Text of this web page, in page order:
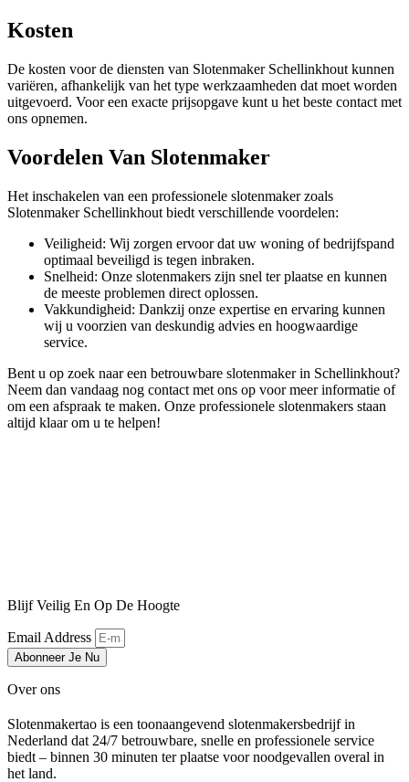
Kosten
De kosten voor de diensten van Slotenmaker Schellinkhout kunnen
variëren, afhankelijk van het type werkzaamheden dat moet worden
uitgevoerd. Voor een exacte prijsopgave kunt u het beste contact met
ons opnemen.
Voordelen Van Slotenmaker
Het inschakelen van een professionele slotenmaker zoals
Slotenmaker Schellinkhout biedt verschillende voordelen:
Veiligheid: Wij zorgen ervoor dat uw woning of bedrijfspand
optimaal beveiligd is tegen inbraken.
Snelheid: Onze slotenmakers zijn snel ter plaatse en kunnen
de meeste problemen direct oplossen.
Vakkundigheid: Dankzij onze expertise en ervaring kunnen
wij u voorzien van deskundig advies en hoogwaardige
service.
Bent u op zoek naar een betrouwbare slotenmaker in Schellinkhout?
Neem dan vandaag nog contact met ons op voor meer informatie of
om een afspraak te maken. Onze professionele slotenmakers staan
altijd klaar om u te helpen!
Blijf Veilig En Op De Hoogte
Email Address
Abonneer Je Nu
Over ons
Slotenmakertao is een toonaangevend slotenmakersbedrijf in
Nederland dat 24/7 betrouwbare, snelle en professionele service
biedt – binnen 30 minuten ter plaatse voor noodgevallen overal in
het land.